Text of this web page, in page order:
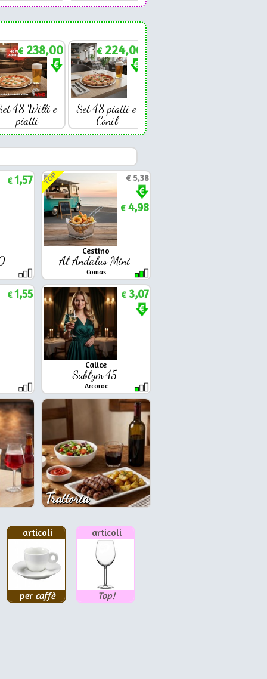
€238,00
48 Willi e
piatti
€224,00
Set 48 piatti e
Conil
€1,57
Cestino
Al Andalus Mini
Comas
TOP €5,38
€4,98
€1,55
Calice
Sublym 45
Arcoroc
€3,07
Trattoria
articoli
per caffè
articoli
Top!